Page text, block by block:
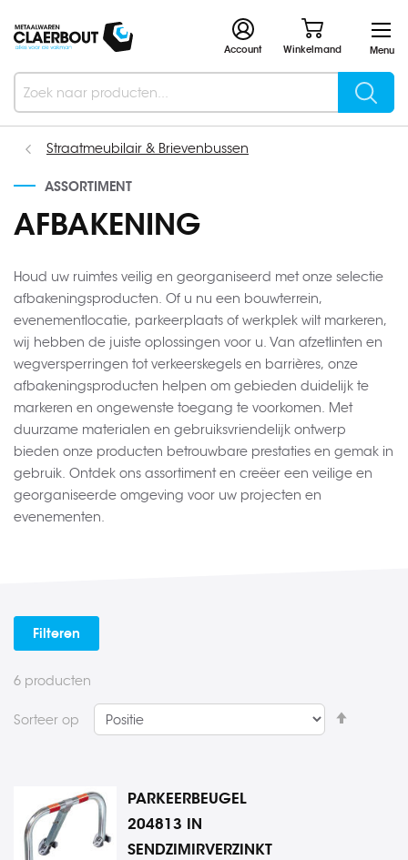
Menu
Winkelmand
Account
Search
Straatmeubilair & Brievenbussen
ASSORTIMENT
AFBAKENING
Houd uw ruimtes veilig en georganiseerd met onze selectie
afbakeningsproducten. Of u nu een bouwterrein,
evenementlocatie, parkeerplaats of werkplek wilt markeren,
wij hebben de juiste oplossingen voor u. Van afzetlinten en
wegversperringen tot verkeerskegels en barrières, onze
afbakeningsproducten helpen om gebieden duidelijk te
markeren en ongewenste toegang te voorkomen. Met
duurzame materialen en gebruiksvriendelijk ontwerp
bieden onze producten betrouwbare prestaties en gemak in
gebruik. Ontdek ons assortiment en creëer een veilige en
georganiseerde omgeving voor uw projecten en
evenementen.
6 producten
Sorteer op
PARKEERBEUGEL
204813 IN
SENDZIMIRVERZINKT
Filteren